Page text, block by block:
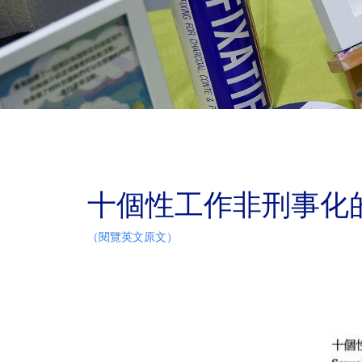
十個性工作非刑事化
（閱覽英文原文）